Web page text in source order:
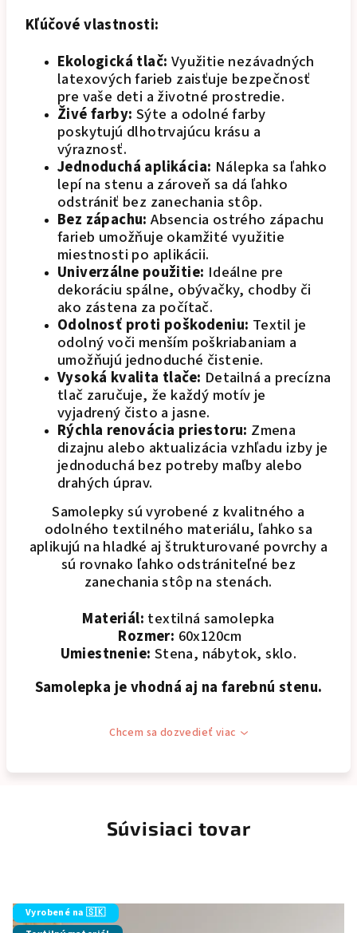
Kľúčové vlastnosti:
Ekologická tlač: Využitie nezávadných
latexových farieb zaisťuje bezpečnosť
pre vaše deti a životné prostredie.
Živé farby: Sýte a odolné farby
poskytujú dlhotrvajúcu krásu a
výraznosť.
Jednoduchá aplikácia: Nálepka sa ľahko
lepí na stenu a zároveň sa dá ľahko
odstrániť bez zanechania stôp.
Bez zápachu:Absencia ostrého zápachu
farieb umožňuje okamžité využitie
miestnosti po aplikácii.
Univerzálne použitie: Ideálne pre
dekoráciu spálne, obývačky, chodby či
ako zástena za počítač.
Odolnosť proti poškodeniu: Textil je
odolný voči menším poškriabaniam a
umožňujú jednoduché čistenie.
Vysoká kvalita tlače: Detailná a precízna
tlač zaručuje, že každý motív je
vyjadrený čisto a jasne.
Rýchla renovácia priestoru: Zmena
dizajnu alebo aktualizácia vzhľadu izby je
jednoduchá bez potreby maľby alebo
drahých úprav.
Samolepky sú vyrobené z kvalitného a
odolného textilného materiálu, ľahko sa
aplikujú na hladké aj štrukturované povrchy a
sú rovnako ľahko odstrániteľné bez
zanechania stôp na stenách.
Materiál: textilná samolepka
Rozmer: 60x120cm
Umiestnenie: Stena, nábytok, sklo.
Samolepka je vhodná aj na farebnú stenu.
Chcem sa dozvedieť viac
Súvisiaci tovar
Vyrobené na 🇸🇰